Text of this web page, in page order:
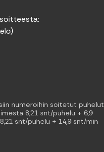
numeroihin soitetut puhelut
8,21 snt/puhelu + 6,9
snt/puhelu + 14,9 snt/min